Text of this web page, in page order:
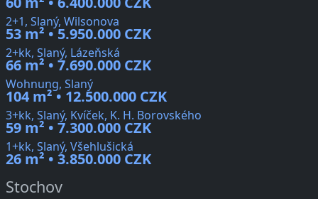
2+1, Slaný, Wilsonova
53 m² • 5.950.000 CZK
2+kk, Slaný, Lázeňská
66 m² • 7.690.000 CZK
Wohnung, Slaný
104 m² • 12.500.000 CZK
3+kk, Slaný, Kvíček, K. H. Borovského
59 m² • 7.300.000 CZK
1+kk, Slaný, Všehlušická
26 m² • 3.850.000 CZK
Stochov